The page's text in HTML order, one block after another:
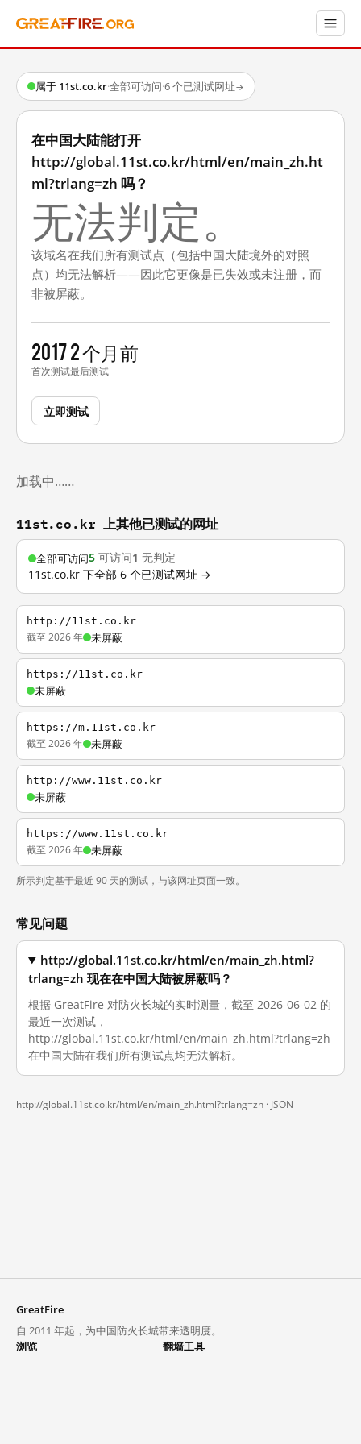
属于 11st.co.kr·全部可访问·6 个已测试网址→
在中国大陆能打开
http://global.11st.co.kr/html/en/main_zh.ht
ml?trlang=zh 吗？
无法判定。
该域名在我们所有测试点（包括中国大陆境外的对照
点）均无法解析——因此它更像是已失效或未注册，而
非被屏蔽。
2017
首次测试
2 个月前
最后测试
立即测试
加载中……
11st.co.kr 上其他已测试的网址
全部可访问5 可访问1 无判定
11st.co.kr 下全部 6 个已测试网址 →
http://11st.co.kr
截至 2026 年 未屏蔽
https://11st.co.kr
未屏蔽
https://m.11st.co.kr
截至 2026 年 未屏蔽
http://www.11st.co.kr
未屏蔽
https://www.11st.co.kr
截至 2026 年 未屏蔽
所示判定基于最近 90 天的测试，与该网址页面一致。
常见问题
http://global.11st.co.kr/html/en/main_zh.html?
trlang=zh 现在在中国大陆被屏蔽吗？
根据 GreatFire 对防火长城的实时测量，截至 2026-06-02 的
最近一次测试，
http://global.11st.co.kr/html/en/main_zh.html?trlang=zh
在中国大陆在我们所有测试点均无法解析。
http://global.11st.co.kr/html/en/main_zh.html?trlang=zh · JSON
GreatFire
自 2011 年起，为中国防火长城带来透明度。
浏览
翻墙工具